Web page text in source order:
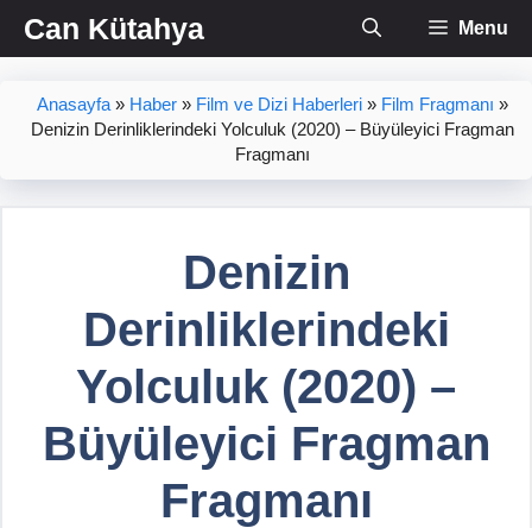
İçeriğe
atlaCan Kütahya Menu
Anasayfa» Haber» Film ve Dizi Haberleri» Film Fragmanı »
Denizin Derinliklerindeki Yolculuk (2020) – Büyüleyici Fragman
Fragmanı
Denizin
Derinliklerindeki
Yolculuk (2020) –
Büyüleyici Fragman
Fragmanı